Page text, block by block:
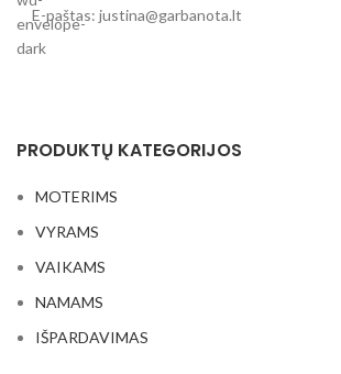
E-paštas: justina@garbanota.lt
PRODUKTŲ KATEGORIJOS
MOTERIMS
VYRAMS
VAIKAMS
NAMAMS
IŠPARDAVIMAS